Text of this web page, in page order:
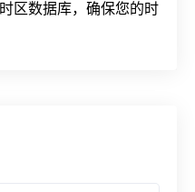
区数据库，确保您的时